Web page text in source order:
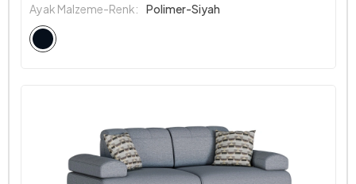
Ayak Malzeme-Renk: Polimer-Siyah